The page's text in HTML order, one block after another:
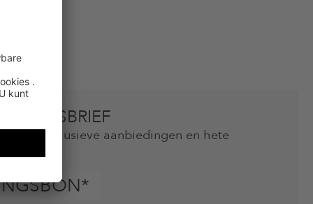
NIEUWSBRIEF
geen exclusieve aanbiedingen en hete